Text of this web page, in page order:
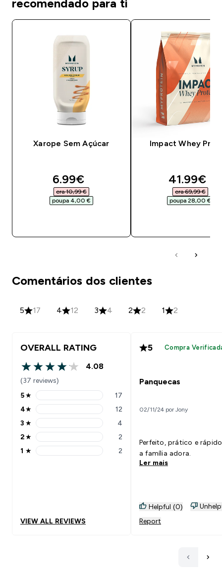
recomendado para ti
Xarope Sem Açúcar
discounted price
6.99€‎
era 10,99 €‎
poupa 4,00 €‎
Impact Whey
41.99€‎
era 69,99 €‎
poupa 28,00 €‎
Comentários dos clientes
5 17 4 12 3 4 2 2 1 2
OVERALL RATING
4.08 out of 5 stars
4.08
(37 reviews)
5 stars rating 17 reviews
5★ 17
4 stars rating 12 reviews
4★ 12
3 stars rating 4 reviews
3 ★ 4
2 stars rating 2 reviews
2★ 2
1 stars rating 2 reviews
1 ★ 2
VIEW ALL REVIEWS
5 Compra
Panquecas
02/11/24 por Jony
Perfeito, prático e
a família adora.
Ler mais
Helpful (0)
Report